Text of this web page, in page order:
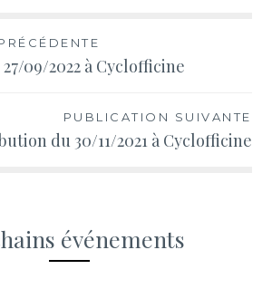
09/2022 à Cyclofficine
PUBLICATION SUIVANTE
du 30/11/2021 à Cyclofficine
événements